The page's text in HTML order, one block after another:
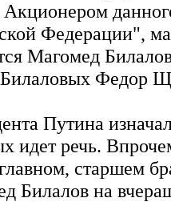
Федерации",
Магомед
Билаловых Федор
Путина
идет речь.
старшем
Билалов на